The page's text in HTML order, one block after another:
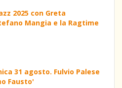
2025 con Greta
Mangia e la Ragtime
31 agosto. Fulvio Palese
Fausto'